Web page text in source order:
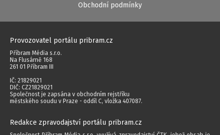
Obchodní podmínky
Provozovatel portálu pribram.cz
Příbram Média s.r.o.
Na Flusárně 168
261 01 Příbram III
IČ: 21829021
DIČ: CZ21829021
Společnost je zapsána v obchodním rejstříku
městského soudu v Praze - oddíl C, vložka 407087.
Redakce zpravodajství portálu pribram.cz